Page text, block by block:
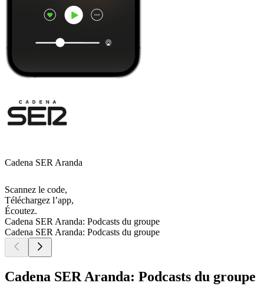
Cadena SER Aranda
Scannez le code,
Téléchargez l’app,
Écoutez.
Cadena SER Aranda: Podcasts du groupe
Cadena SER Aranda: Podcasts du groupe
Cadena SER Aranda: Podcasts du groupe